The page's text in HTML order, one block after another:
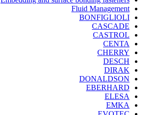
Fluid Management
BONFIGLIOLI
CASCADE
CASTROL
CENTA
CHERRY
DESCH
DIRAK
DONALDSON
EBERHARD
ELESA
EMKA